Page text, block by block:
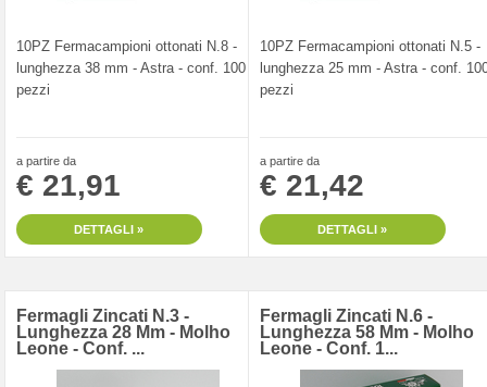
10PZ Fermacampioni ottonati N.8 -
lunghezza 38 mm - Astra - conf. 100
pezzi
a partire da
€ 21,91
DETTAGLI »
10PZ Fermacampioni ottonati N.5 -
lunghezza 25 mm - Astra - conf.
pezzi
a partire da
€ 21,42
DETTAGLI »
Fermagli Zincati N.3 -
Lunghezza 28 Mm - Molho
Leone - Conf. ...
Fermagli Zincati N.6 -
Lunghezza 58 Mm - Molho
Leone - Conf. 1...